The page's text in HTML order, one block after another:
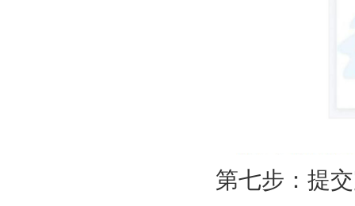
第七步：提